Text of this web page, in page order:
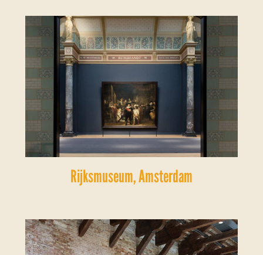
Rijksmuseum, Amsterdam